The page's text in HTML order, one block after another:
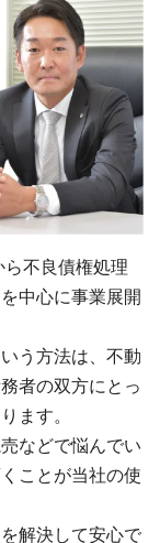
ら不良債権処理
中心に事業展開
う方法は、不動
者の双方にとっ
ます。
などで悩んでい
ことが当社の使
解決して安心で